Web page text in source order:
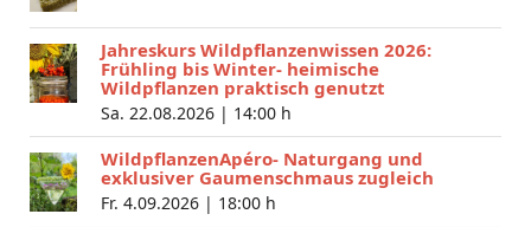
Jahreskurs Wildpflanzenwissen 2026:
Frühling bis Winter- heimische
Wildpflanzen praktisch genutzt
Sa. 22.08.2026 | 14:00 h
WildpflanzenApéro- Naturgang und
exklusiver Gaumenschmaus zugleich
Fr. 4.09.2026 | 18:00 h